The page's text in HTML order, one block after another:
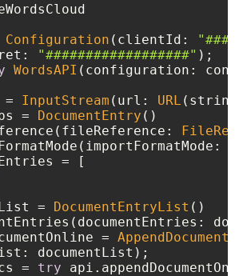
Configuration (clientId:
"##################"
WordsAPI (configuration:
= InputStream (url: URL
= DocumentEntry ()
= [
= DocumentEntryList ()
=
= try